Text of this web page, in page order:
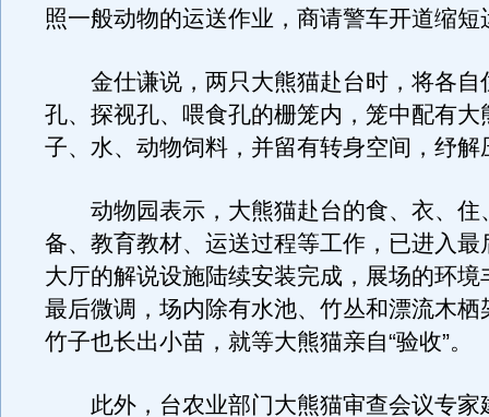
照一般动物的运送作业，商请警车开道缩短
金仕谦说，两只大熊猫赴台时，将各自
孔、探视孔、喂食孔的栅笼内，笼中配有大
子、水、动物饲料，并留有转身空间，纾解
动物园表示，大熊猫赴台的食、衣、住
备、教育教材、运送过程等工作，已进入最
大厅的解说设施陆续安装完成，展场的环境
最后微调，场内除有水池、竹丛和漂流木栖
竹子也长出小苗，就等大熊猫亲自“验收”。
此外，台农业部门大熊猫审查会议专家